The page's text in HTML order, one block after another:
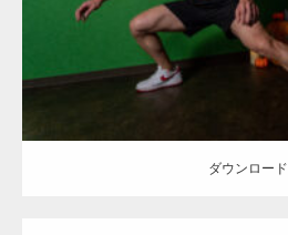
ダウンロード
ダウンロード